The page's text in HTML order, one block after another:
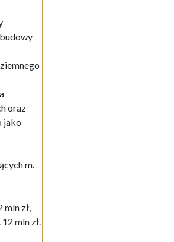
oraz
jako
m.
zł,
mln zł.